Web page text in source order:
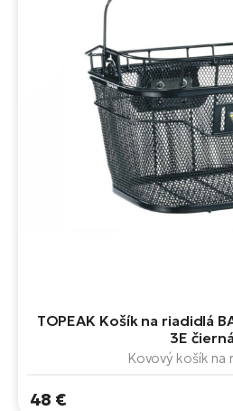
TOPEAK Košík na riadidlá
3E čierná
Kovový košík na
48 €